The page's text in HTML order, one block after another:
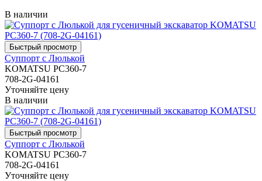
В наличии
Суппорт с Люлькой
KOMATSU PC360-7
708-2G-04161
Уточняйте цену
В наличии
Суппорт с Люлькой
KOMATSU PC360-7
708-2G-04161
Уточняйте цену